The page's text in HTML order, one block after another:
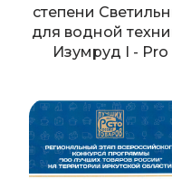
степени
для водной
Изумруд I - Pro